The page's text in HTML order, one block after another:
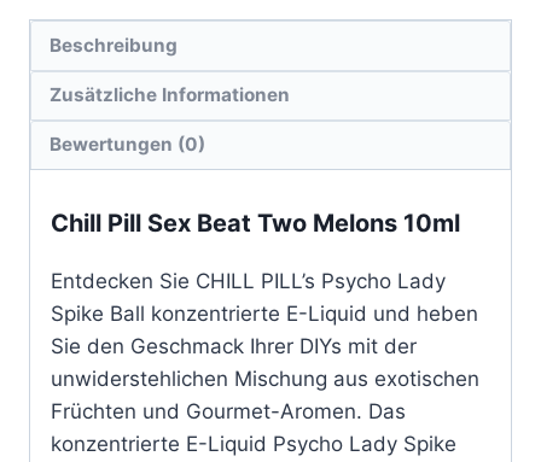
Beschreibung
Zusätzliche Informationen
Bewertungen (0)
Chill Pill Sex Beat Two Melons 10ml
Entdecken Sie CHILL PILL’s Psycho Lady
Spike Ball konzentrierte E-Liquid und heben
Sie den Geschmack Ihrer DIYs mit der
unwiderstehlichen Mischung aus exotischen
Früchten und Gourmet-Aromen. Das
konzentrierte E-Liquid Psycho Lady Spike